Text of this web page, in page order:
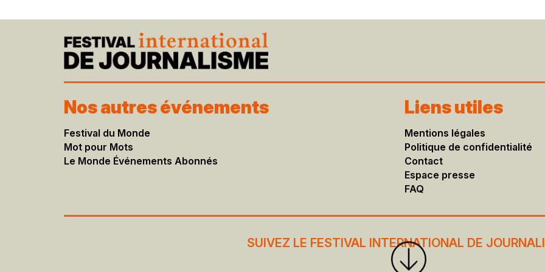
Nos autres événements
Festival du Monde
Mot pour Mots
Le Monde Événements Abonnés
Liens utiles
Mentions légales​
Politique de confidentialité
Contact
Espace presse
FAQ
SUIVEZ LE FESTIVAL INTERNATIONAL DE